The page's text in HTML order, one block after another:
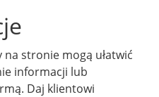
stronie mogą ułatwić
informacji lub
Daj klientowi